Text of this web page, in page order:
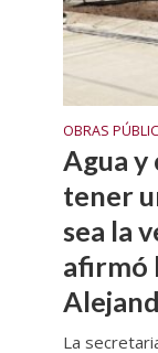
OBRAS
Agua y
tener
sea la
afirmó
La